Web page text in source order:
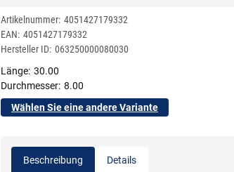
Artikelnummer: 4051427179332
EAN: 4051427179332
Hersteller ID: 063250000080030
Länge 30.00
Durchmesser 8.00
Wählen Sie eine andere Variante
Beschreibung Details